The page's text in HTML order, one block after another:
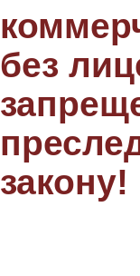
без
закону!